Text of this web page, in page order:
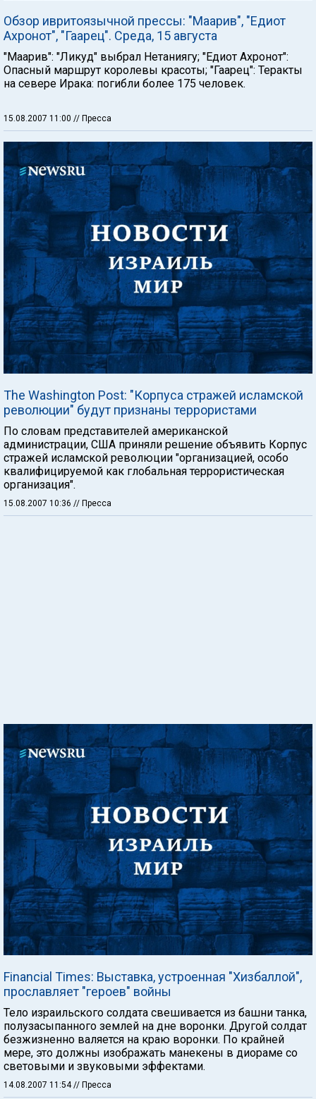
Обзор ивритоязычной прессы: "Маарив", "Едиот
Ахронот", "Гаарец". Среда, 15 августа
"Маарив": "Ликуд" выбрал Нетаниягу; "Едиот Ахронот":
Опасный маршрут королевы красоты; "Гаарец": Теракты
на севере Ирака: погибли более 175 человек.
15.08.2007 11:00 // Пресса
The Washington Post: "Корпуса стражей исламской
революции" будут признаны террористами
По словам представителей американской
администрации, США приняли решение объявить Корпус
стражей исламской революции "организацией, особо
квалифицируемой как глобальная террористическая
организация".
15.08.2007 10:36 // Пресса
Financial Times: Выставка, устроенная "Хизбаллой",
прославляет "героев" войны
Тело израильского солдата свешивается из башни танка,
полузасыпанного землей на дне воронки. Другой солдат
безжизненно валяется на краю воронки. По крайней
мере, это должны изображать манекены в диораме со
световыми и звуковыми эффектами.
14.08.2007 11:54// Пресса